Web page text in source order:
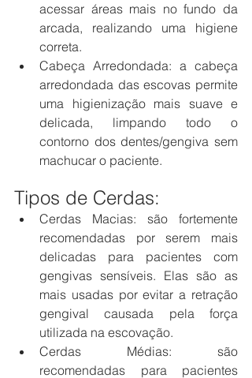
acessar áreas mais no fundo da
arcada, realizando uma higiene
correta.
Cabeça Arredondada: a cabeça
arredondada das escovas permite
uma higienização mais suave e
delicada, limpando todo o
contorno dos dentes/gengiva sem
machucar o paciente.
Tipos de Cerdas:
Cerdas Macias: são fortemente
recomendadas por serem mais
delicadas para pacientes com
gengivas sensíveis. Elas são as
mais usadas por evitar a retração
gengival causada pela força
utilizada na escovação.
Cerdas Médias: são
recomendadas para pacientes